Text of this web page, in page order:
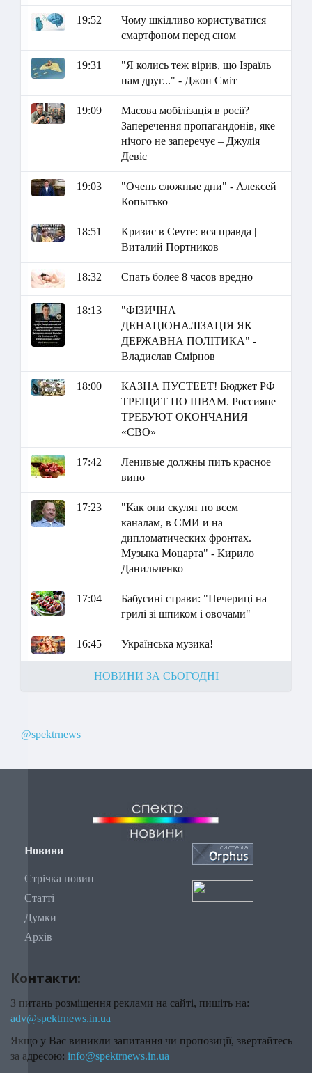
19:52
Чому шкідливо користуватися
смартфоном перед сном
19:31
"Я колись теж вірив, що Ізраїль
нам друг..." - Джон Сміт
19:09
Масова мобілізація в росії?
Заперечення пропагандонів, яке
нічого не заперечує – Джулія
Девіс
19:03
"Очень сложные дни" - Алексей
Копытько
18:51
Кризис в Сеуте: вся правда |
Виталий Портников
18:32 Спать более 8 часов вредно
18:13
"ФІЗИЧНА
ДЕНАЦІОНАЛІЗАЦІЯ ЯК
ДЕРЖАВНА ПОЛІТИКА" -
Владислав Смірнов
18:00
КАЗНА ПУСТЕЕТ! Бюджет РФ
ТРЕЩИТ ПО ШВАМ. Россияне
ТРЕБУЮТ ОКОНЧАНИЯ
«СВО»
17:42
Ленивые должны пить красное
вино
17:23
"Как они скулят по всем
каналам, в СМИ и на
дипломатических фронтах.
Музыка Моцарта" - Кирило
Данильченко
17:04
Бабусині страви: "Печериці на
грилі зі шпиком і овочами"
16:45 Українська музика!
НОВИНИ ЗА СЬОГОДНІ
@spektrnews
Новини
Стрічка новин
Статті
Думки
Архів
Контакти:
З питань розміщення реклами на сайті, пишіть на:
adv@spektrnews.in.ua
Якщо у Вас виникли запитання чи пропозиції, звертайтесь
за адресою: info@spektrnews.in.ua